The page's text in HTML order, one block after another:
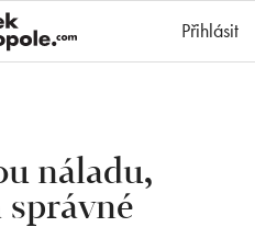
Přihlásit
náladu,
správné